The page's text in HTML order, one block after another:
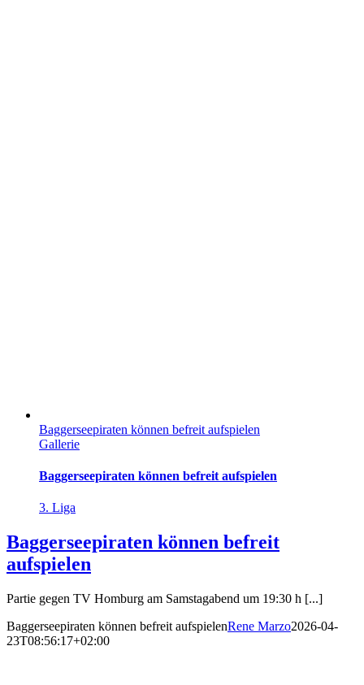
Baggerseepiraten können befreit aufspielen
Gallerie
Baggerseepiraten können befreit aufspielen
3. Liga
Baggerseepiraten können befreit
aufspielen
Partie gegen TV Homburg am Samstagabend um 19:30 h [...]
Baggerseepiraten können befreit aufspielenRene Marzo2026-04-
23T08:56:17+02:00